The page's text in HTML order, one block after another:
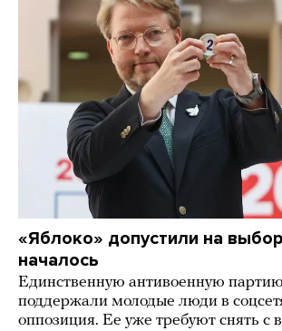
«Яблоко» допустили на
началось
Единственную антивоенную
поддержали молодые люди в
оппозиция. Ее уже требуют снять с